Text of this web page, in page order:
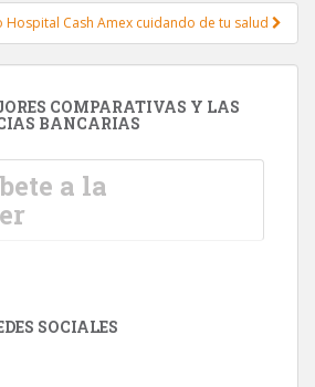
Hospital Cash Amex cuidando de tu salud
COMPARATIVAS Y LAS
BANCARIAS
a la
SOCIALES